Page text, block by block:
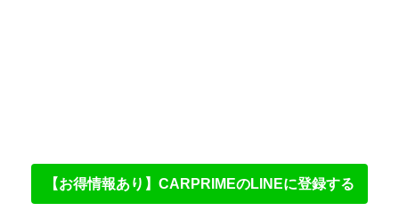
【お得情報あり】CARPRIMEのLINEに登録する